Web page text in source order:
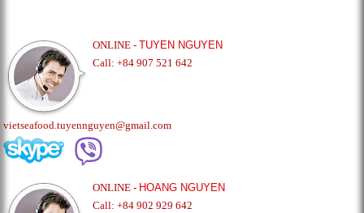
ONLINE -TUYEN NGUYEN
Call: +84 907 521 642
vietseafood.tuyennguyen@gmail.com
ONLINE - HOANG NGUYEN
Call: +84 902 929 642